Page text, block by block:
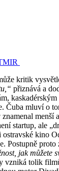
kritik
přiznává a
mluví o
startup, ale
kino
Postupně
jak můžete
tolik